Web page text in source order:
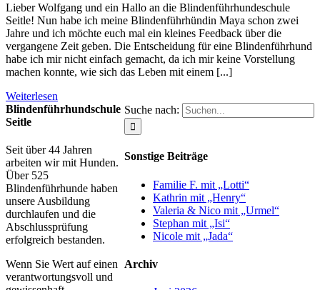
Lieber Wolfgang und ein Hallo an die Blindenführhundeschule
Seitle! Nun habe ich meine Blindenführhündin Maya schon zwei
Jahre und ich möchte euch mal ein kleines Feedback über die
vergangene Zeit geben. Die Entscheidung für eine Blindenführhund
habe ich mir nicht einfach gemacht, da ich mir keine Vorstellung
machen konnte, wie sich das Leben mit einem [...]
Weiterlesen
Suche nach:
Sonstige Beiträge
Familie F. mit „Lotti“
Kathrin mit „Henry“
Valeria & Nico mit „Urmel“
Stephan mit „Isi“
Nicole mit „Jada“
Archiv
Blindenführhundschule
Seitle
Seit über 44 Jahren
arbeiten wir mit Hunden.
Über 525
Blindenführhunde haben
unsere Ausbildung
durchlaufen und die
Abschlussprüfung
erfolgreich bestanden.
Wenn Sie Wert auf einen
verantwortungsvoll und